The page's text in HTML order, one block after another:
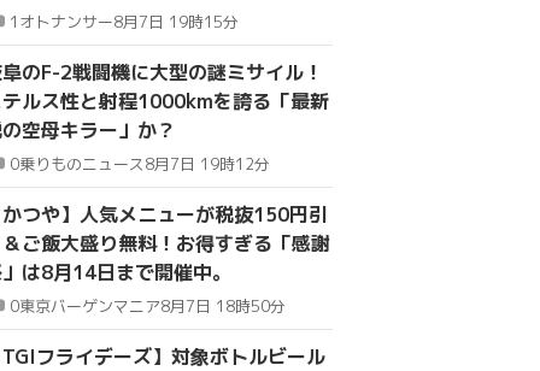
1 オトナンサー8月7日 19時15分
のF-2戦闘機に大型の謎ミサイル！
ルス性と射程1000kmを誇る「最新
空母キラー」か？
0乗りものニュース8月7日 19時12分
つや】人気メニューが税抜150円引
ご飯大盛り無料！お得すぎる「感謝
は8月14日まで開催中。
0東京バーゲンマニア8月7日 18時50分
フライデーズ】対象ボトルビール